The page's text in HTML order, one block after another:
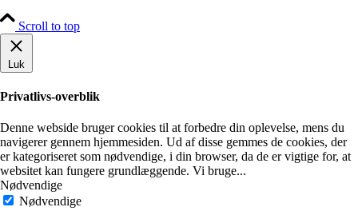
Scroll to top
Luk
Privatlivs-overblik
Denne webside bruger cookies til at forbedre din oplevelse, mens du
navigerer gennem hjemmesiden. Ud af disse gemmes de cookies, der
er kategoriseret som nødvendige, i din browser, da de er vigtige for, at
websitet kan fungere grundlæggende. Vi bruge...
Nødvendige
Nødvendige